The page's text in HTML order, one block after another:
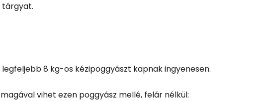
tárgyat.
legfeljebb 8 kg-os kézipoggyászt kapnak ingyenesen.
vihet ezen poggyász mellé, felár nélkül: